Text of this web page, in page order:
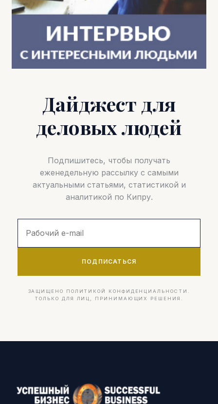
Дайджест для
деловых людей
Подпишитесь, чтобы получать
еженедельную рассылку с самыми
актуальными статьями, статистикой и
аналитикой по Кипру.
ПОДПИСАТЬСЯ
ЗАЩИЩЕНО ПОЛИТИКОЙ КОНФИДЕНЦИАЛЬНОСТИ.
ТОЛЬКО ДЛЯ ЛИЦ, ПРИНИМАЮЩИХ РЕШЕНИЯ.